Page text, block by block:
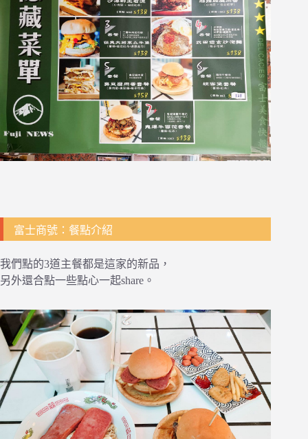
富士商號：餐點介紹
我們點的3道主餐都是這家的新品，
另外還合點一些點心一起share。